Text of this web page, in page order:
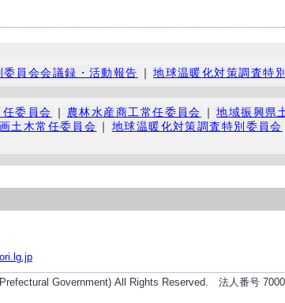
員会会議録・活動報告 ｜ 地球温暖化対策調査特
委員会 ｜ 農林水産商工常任委員会 ｜ 地域振興県
土木常任委員会 ｜ 地球温暖化対策調査特別委員会
Government) All Rights Reserved. 法人番号